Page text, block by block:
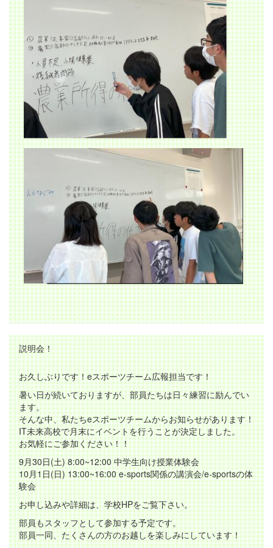
説明会！
お久しぶりです！eスポーツチーム広報担当です！
暑い日が続いておりますが、部員たちは日々練習に励んでい
ます。
そんな中、私たちeスポーツチームからお知らせがあります！
IT未来高校で月末にイベントを行うことが決定しました。
お気軽にご参加ください！！
9月30日(土) 8:00~12:00 中学生向け授業体験会
10月1日(日) 13:00~16:00 e-sports関係の講演会/e-sportsの体
験会
お申し込みや詳細は、学校HPをご覧下さい。
部員もスタッフとして参加する予定です。
部員一同、たくさんの方のお越しを楽しみにしています！